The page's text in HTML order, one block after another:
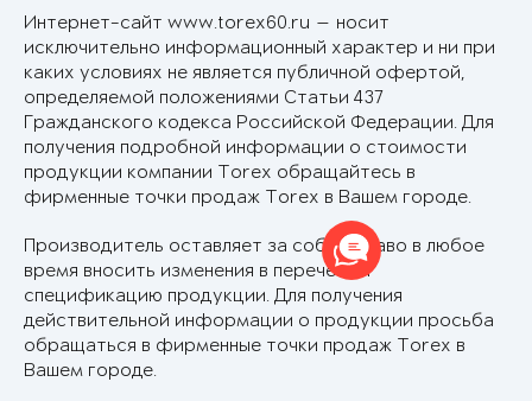
Интернет-сайт www.torex60.ru — носит
исключительно информационный характер и ни при
каких условиях не является публичной офертой,
определяемой положениями Статьи 437
Гражданского кодекса Российской Федерации. Для
получения подробной информации о стоимости
продукции компании Torex обращайтесь в
фирменные точки продаж Torex в Вашем городе.
Производитель оставляет за собой право в любое
время вносить изменения в перечень и
спецификацию продукции. Для получения
действительной информации о продукции просьба
обращаться в фирменные точки продаж Torex в
Вашем городе.